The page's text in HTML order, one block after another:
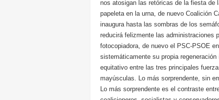
nos atosigan las retóricas de la fiesta de
papeleta en la urna, de nuevo Coalición
inaugura hasta las sombras de los
reducirá felizmente las administraciones
fotocopiadora, de nuevo el PSC-PSOE
sistemáticamente su propia
equitativo entre las tres principales
mayúsculas. Lo más sorprendente, sin
Lo más sorprendente es el contraste